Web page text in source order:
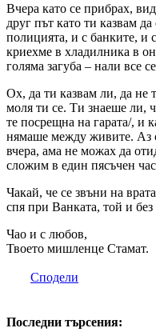
Вчера като се прибрах,
друг път като ти казвам
полицията, и с банките, и
криехме в хладилника в
голяма загуба – нали все
Ох, да ти казвам ли, да не
моля ти се. Ти знаеше ли,
те посрещна на гарата/, и
нямаше между живите. Аз
вчера, ама не можах да
сложим в един пясъчен
Чакай, че се звъни на
спя при Ванката, той и
Чао и с любов,
Твоето мишленце Стамат.
Сподели
Последни търсения: